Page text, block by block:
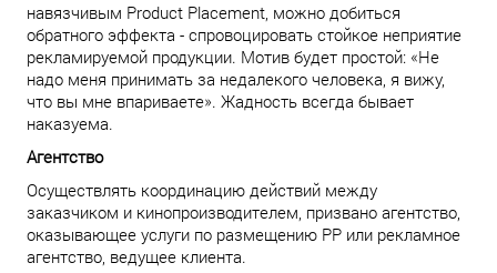
навязчивым Product Placement, можно добиться
обратного эффекта - спровоцировать стойкое неприятие
рекламируемой продукции. Мотив будет простой: «Не
надо меня принимать за недалекого человека, я вижу,
что вы мне впариваете». Жадность всегда бывает
наказуема.
Агентство
Осуществлять координацию действий между
заказчиком и кинопроизводителем, призвано агентство,
оказывающее услуги по размещению PP или рекламное
агентство, ведущее клиента.